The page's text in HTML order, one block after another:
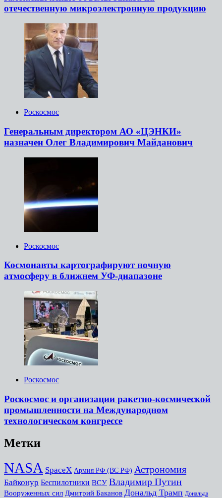
отечественную микроэлектронную продукцию
Роскосмос
Генеральным директором АО «ЦЭНКИ»
назначен Олег Владимирович Майданович
Роскосмос
Космонавты картографируют ночную
атмосферу в ближнем УФ-диапазоне
Роскосмос
Роскосмос и организации ракетно-космической
промышленности на Международном
технологическом конгрессе
Метки
NASA SpaceX Армия РФ (ВС РФ) Астрономия
Байконур Беспилотники ВСУ Владимир Путин
Вооруженных сил Дмитрий Баканов Дональд Трамп Дональда